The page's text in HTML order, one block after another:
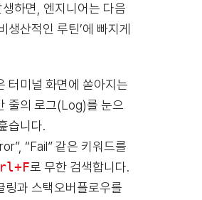
하면, 엔지니어는 다음
생산적인 루틴’에 빠지게
터미널 화면에 쏟아지는
줄의 로그(Log)를 눈으
습니다.
“Fail” 같은 키워드를
로 무한 검색합니다.
링과 스택오버플로우를